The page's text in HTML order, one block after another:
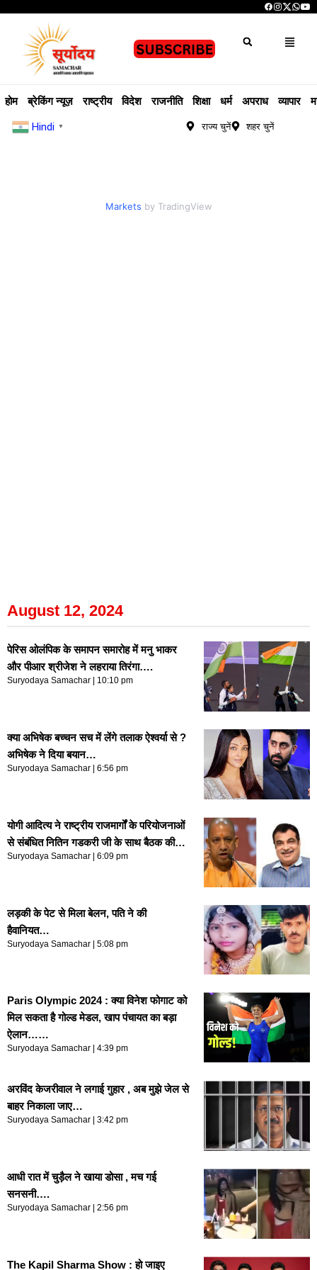
होम ब्रेकिंग न्यूज़ राष्ट्रीय विदेश राजनीति शिक्षा धर्म अपराध व्यापार
Hindi ▼ राज्य चुनें शहर चुनें
Markets by TradingView
August 12, 2024
पेरिस ओलंपिक के समापन समारोह में मनु भाकर
और पीआर श्रीजेश ने लहराया तिरंगा….
Suryodaya Samachar 10:10 pm
क्या अभिषेक बच्चन सच में लेंगे तलाक ऐश्वर्या से ?
अभिषेक ने दिया बयान…
Suryodaya Samachar 6:56 pm
योगी आदित्य ने राष्ट्रीय राजमार्गों के परियोजनाओं
से संबंधित नितिन गडकरी जी के साथ बैठक की…
Suryodaya Samachar 6:09 pm
लड़की के पेट से मिला बेलन, पति ने की
हैवानियत…
Suryodaya Samachar 5:08 pm
Paris Olympic 2024 : क्या विनेश फोगाट को
मिल सकता है गोल्ड मेडल, खाप पंचायत का बड़ा
ऐलान……
Suryodaya Samachar 4:39 pm
अरविंद केजरीवाल ने लगाई गुहार , अब मुझे जेल से
बाहर निकाला जाए…
Suryodaya Samachar 3:42 pm
आधी रात में चुड़ैल ने खाया डोसा , मच गई
सनसनी….
Suryodaya Samachar 2:56 pm
The Kapil Sharma Show : हो जाइए